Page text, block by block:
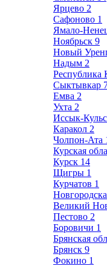
Ярцево 2
Сафоново 1
Ямало-
Ноябрьск 9
Новый
Надым 2
Республика
Сыктывкар
Емва 2
Ухта 2
Иссык-
Каракол 2
Чолпон-Ата
Курская
Курск 14
Щигры 1
Курчатов 1
Великий
Пестово 2
Боровичи 1
Брянская
Брянск 9
Фокино 1